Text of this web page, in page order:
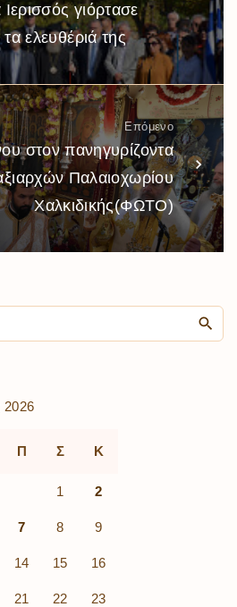
γιόρτασε
ελευθέριά της
Επόμενο
στον πανηγυρίζοντα
Παλαιοχωρίου
Χαλκιδικής(ΦΩΤΟ)
2026
Π Σ Κ
1 2
7 8 9
14 15 16
21 22 23